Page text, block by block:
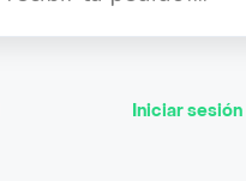
Iniciar sesión